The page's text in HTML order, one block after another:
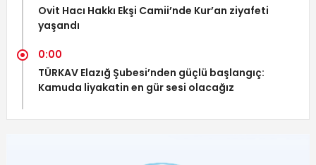
Ovit Hacı Hakkı Ekşi Camii’nde Kur’an ziyafeti
yaşandı
0:00
TÜRKAV Elazığ Şubesi’nden güçlü başlangıç:
Kamuda liyakatin en gür sesi olacağız